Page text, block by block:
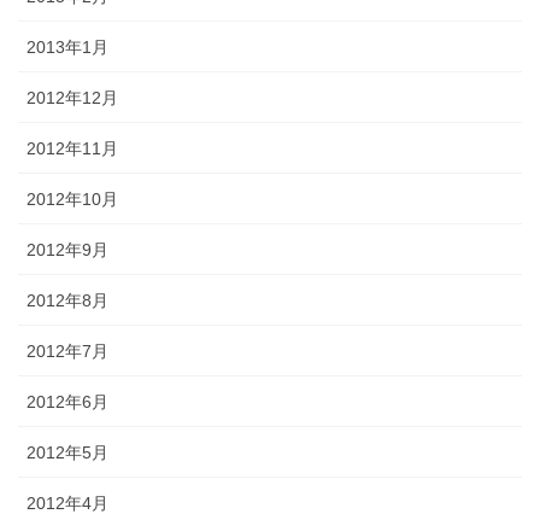
2013年1月
2012年12月
2012年11月
2012年10月
2012年9月
2012年8月
2012年7月
2012年6月
2012年5月
2012年4月